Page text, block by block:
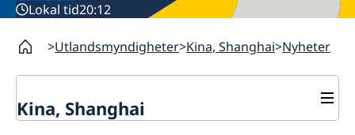
Lokal tid20:12
Utlandsmyndigheter Kina, Shanghai Nyheter
Kina, Shanghai